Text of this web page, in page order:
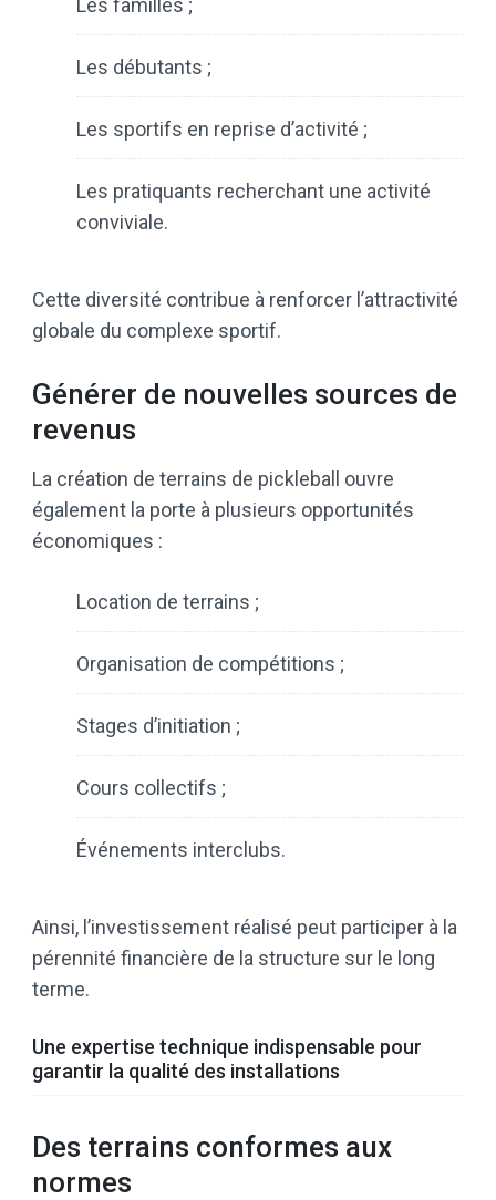
Les familles ;
Les débutants ;
Les sportifs en reprise d’activité ;
Les pratiquants recherchant une activité
conviviale.
Cette diversité contribue à renforcer l’attractivité
globale du complexe sportif.
Générer de nouvelles sources de
revenus
La création de terrains de pickleball ouvre
également la porte à plusieurs opportunités
économiques :
Location de terrains ;
Organisation de compétitions ;
Stages d’initiation ;
Cours collectifs ;
Événements interclubs.
Ainsi, l’investissement réalisé peut participer à la
pérennité financière de la structure sur le long
terme.
Une expertise technique indispensable pour
garantir la qualité des installations
Des terrains conformes aux
normes